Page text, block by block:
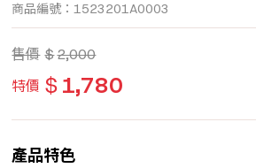
商品編號：1523201A0003
售價 $2,000
特價 $1,780
產品特色